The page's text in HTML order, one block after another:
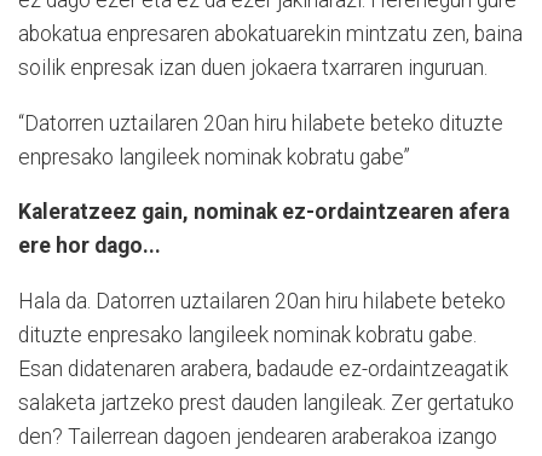
abokatua enpresaren abokatuarekin mintzatu zen, baina
soilik enpresak izan duen jokaera txarraren inguruan.
“Datorren uztailaren 20an hiru hilabete beteko dituzte
enpresako langileek nominak kobratu gabe”
Kaleratzeez gain, nominak ez-ordaintzearen afera
ere hor dago...
Hala da. Datorren uztailaren 20an hiru hilabete beteko
dituzte enpresako langileek nominak kobratu gabe.
Esan didatenaren arabera, badaude ez-ordaintzeagatik
salaketa jartzeko prest dauden langileak. Zer gertatuko
den? Tailerrean dagoen jendearen araberakoa izango